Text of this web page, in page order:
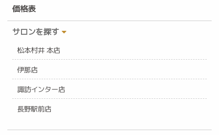
価格表
サロンを探す
松本村井 本店
伊那店
諏訪インター店
長野駅前店